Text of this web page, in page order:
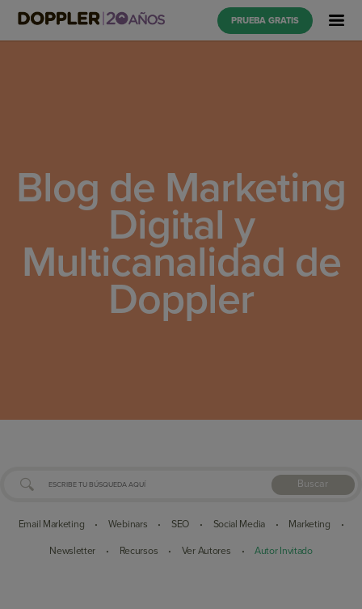
PRUEBA GRATIS
Blog de Marketing
Digital y
Multicanalidad de
Doppler
Buscar
Email Marketing • Webinars • SEO • Social Media • Marketing •
Newsletter • Recursos • Ver Autores • Autor Invitado